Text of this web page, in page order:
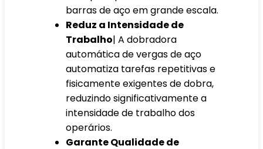
barras de aço em grande escala.
Reduz a Intensidade de
Trabalho| A dobradora
automática de vergas de aço
automatiza tarefas repetitivas e
fisicamente exigentes de dobra,
reduzindo significativamente a
intensidade de trabalho dos
operários.
Garante Qualidade de